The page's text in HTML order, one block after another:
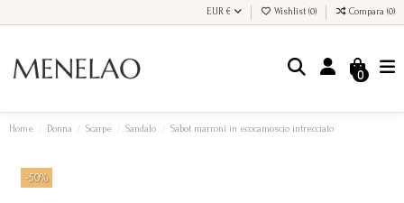
EUR € Wishlist (0) Compara (0)
0
Home Donna Scarpe Sandalo Sabot marroni in ecocamoscio intrecciato
-50%